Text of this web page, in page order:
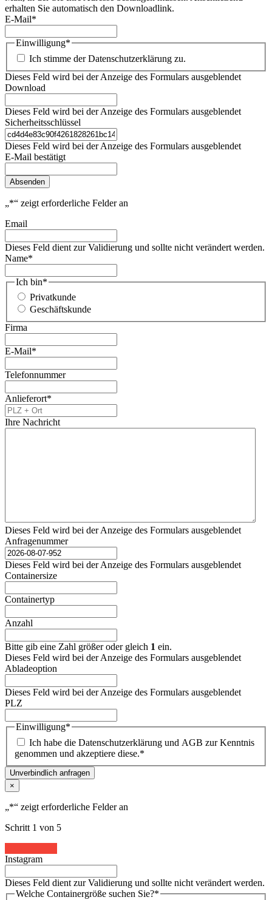
erhalten Sie automatisch den Downloadlink.
E-Mail*
Einwilligung*
Ich stimme der Datenschutzerklärung zu.
Dieses Feld wird bei der Anzeige des Formulars ausgeblendet
Download
Dieses Feld wird bei der Anzeige des Formulars ausgeblendet
Sicherheitsschlüssel
Dieses Feld wird bei der Anzeige des Formulars ausgeblendet
E-Mail bestätigt
Absenden
„*“ zeigt erforderliche Felder an
Email
Dieses Feld dient zur Validierung und sollte nicht verändert werden.
Name*
Ich bin*
Privatkunde
Geschäftskunde
Firma
E-Mail*
Telefonnummer
Anlieferort*
Ihre Nachricht
Dieses Feld wird bei der Anzeige des Formulars ausgeblendet
Anfragenummer
Dieses Feld wird bei der Anzeige des Formulars ausgeblendet
Containersize
Containertyp
Anzahl
Bitte gib eine Zahl größer oder gleich 1 ein.
Dieses Feld wird bei der Anzeige des Formulars ausgeblendet
Abladeoption
Dieses Feld wird bei der Anzeige des Formulars ausgeblendet
PLZ
Einwilligung*
Ich habe die Datenschutzerklärung und AGB zur Kenntnis
genommen und akzeptiere diese.*
Unverbindlich anfragen
×
„*“ zeigt erforderliche Felder an
Schritt 1 von 5
Instagram
Dieses Feld dient zur Validierung und sollte nicht verändert werden.
Welche Containergröße suchen Sie?*